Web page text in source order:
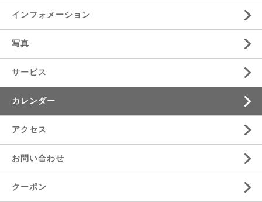
インフォメーション
写真
サービス
カレンダー
アクセス
お問い合わせ
クーポン